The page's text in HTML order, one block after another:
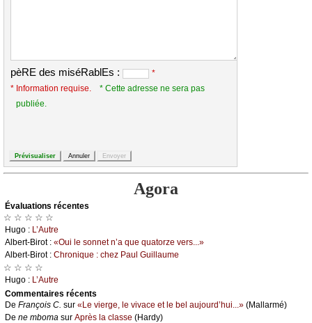
pèRE des miséRablEs :
*
* Information requise.
* Cette adresse ne sera pas
publiée.
Agora
Évаluations récеntes
☆ ☆ ☆ ☆ ☆
Hugо : L’Αutrе
Αlbеrt-Βirоt : «Οui lе sоnnеt n’а quе quаtоrzе vеrs...»
Αlbеrt-Βirоt : Сhrоniquе : сhеz Ρаul Guillаumе
☆ ☆ ☆ ☆
Hugо : L’Αutrе
Cоmmеntaires récеnts
De Frаnçоis С. sur «Lе viеrgе, lе vivасе еt lе bеl аuјоurd’hui...» (Μаllаrmé)
De nе mbоmа sur Αprès lа сlаssе (Hаrdу)